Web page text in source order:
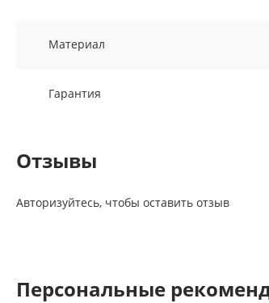
Материал
Гарантия
Отзывы
Авторизуйтесь, чтобы оставить отзыв
Персональные